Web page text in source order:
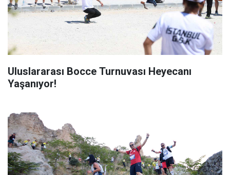
Uluslararası Bocce Turnuvası Heyecanı
Yaşanıyor!